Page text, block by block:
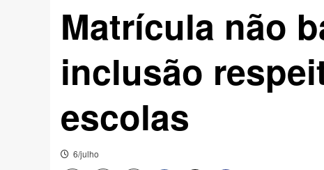
Matrícula não
inclusão
escolas
6/julho